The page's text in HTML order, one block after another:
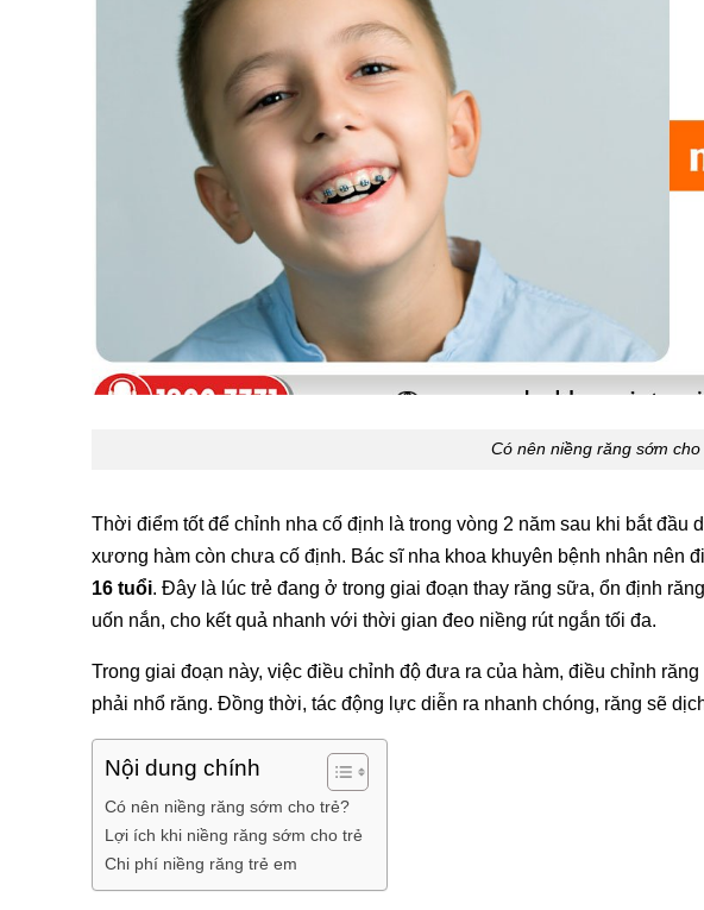
Có nên niềng răng sớm
Thời điểm tốt để chỉnh nha cố định là trong vòng 2 năm sau khi bắt đầu
xương hàm còn chưa cố định. Bác sĩ nha khoa khuyên bệnh nhân nên đi
16 tuổi. Đây là lúc trẻ đang ở trong giai đoạn thay răng sữa, ổn định
uốn nắn, cho kết quả nhanh với thời gian đeo niềng rút ngắn tối đa.
Trong giai đoạn này, việc điều chỉnh độ đưa ra của hàm, điều chỉnh
phải nhổ răng. Đồng thời, tác động lực diễn ra nhanh chóng, răng sẽ
Nội dung chính
Có nên niềng răng sớm cho trẻ?
Lợi ích khi niềng răng sớm cho trẻ
Chi phí niềng răng trẻ em